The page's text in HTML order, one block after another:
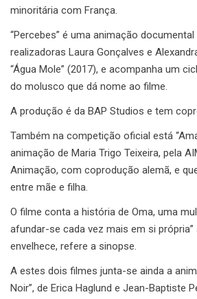
minoritária com França.
“Percebes” é uma animação
realizadoras Laura Gonçalves e
“Água Mole” (2017), e acompanha um
do molusco que dá nome ao filme.
A produção é da BAP Studios e tem
Também na competição oficial está
animação de Maria Trigo Teixeira, pela
Animação, com coprodução alemã, e
entre mãe e filha.
O filme conta a história de Oma, uma
afundar-se cada vez mais em si própria”
envelhece, refere a sinopse.
A estes dois filmes junta-se ainda a
Noir”, de Erica Haglund e Jean-Baptiste